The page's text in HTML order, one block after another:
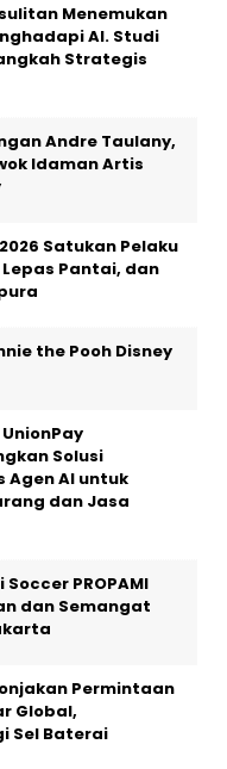
Menemukan
AI. Studi
Strategis
Andre Taulany,
Idaman Artis
Satukan Pelaku
Pantai, dan
the Pooh Disney
Solusi
Agen AI untuk
dan Jasa
PROPAMI
dan Semangat
Permintaan
Global,
Sel Baterai